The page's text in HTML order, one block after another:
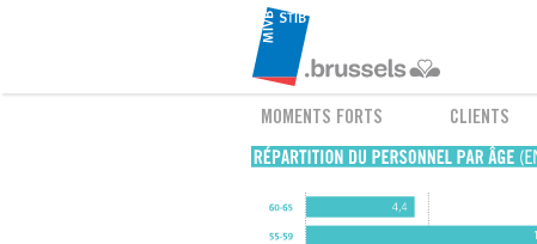
MOMENTS FORTS CLIENTS